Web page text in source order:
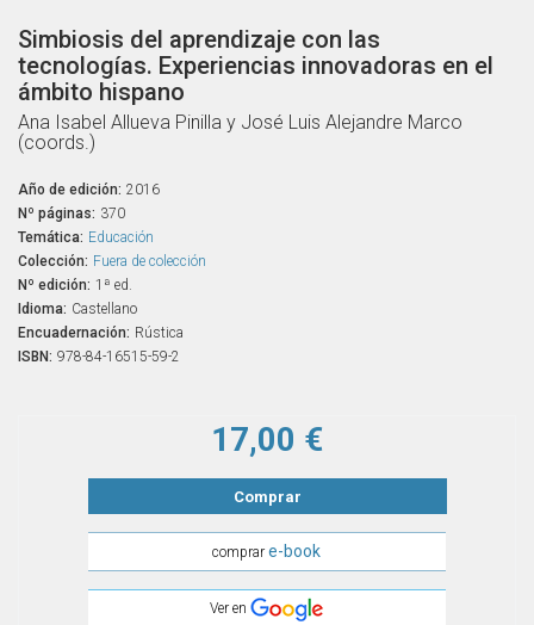
Simbiosis del aprendizaje con las
tecnologías. Experiencias innovadoras en el
ámbito hispano
Ana Isabel Allueva Pinilla y José Luis Alejandre Marco
(coords.)
Año de edición: 2016
Nº páginas: 370
Temática: Educación
Colección: Fuera de colección
Nº edición: 1ª ed.
Idioma: Castellano
Encuadernación: Rústica
ISBN: 978-84-16515-59-2
17,00 €
Comprar
comprare-book
Ver en